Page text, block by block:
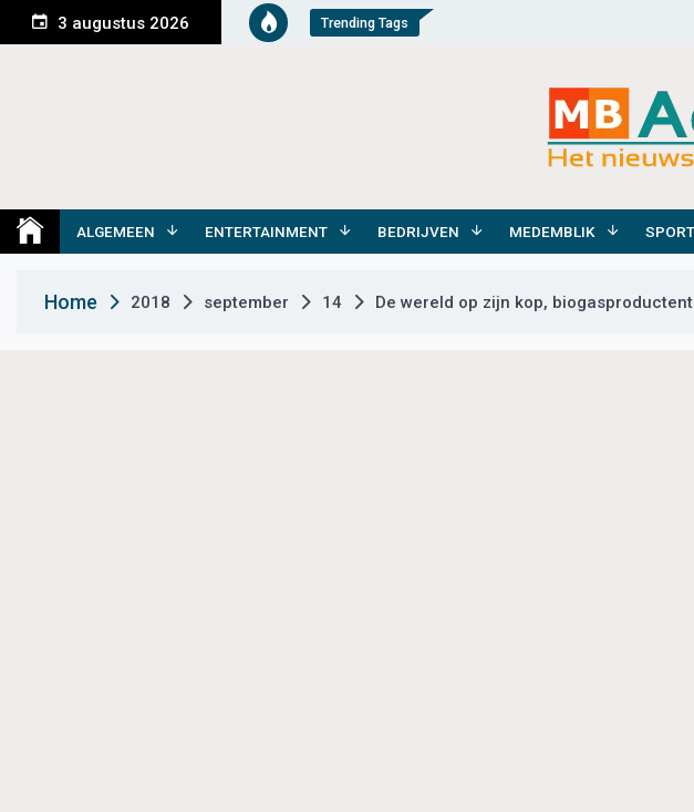
n
e
3 augustus 2026 Trending Tags
Medemblik Actueel
ALGEMEEN ENTERTAINMENT BEDRIJVEN MEDEMBLIK SPORT
Home 2018 september 14 De wereld op zijn kop,